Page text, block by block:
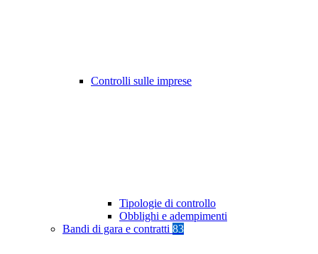
Controlli sulle imprese
Tipologie di controllo
Obblighi e adempimenti
Bandi di gara e contratti 83